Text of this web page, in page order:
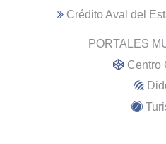
Crédito Aval del
PORTALES
Centro